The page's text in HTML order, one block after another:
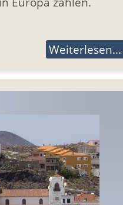
Weiterlesen...